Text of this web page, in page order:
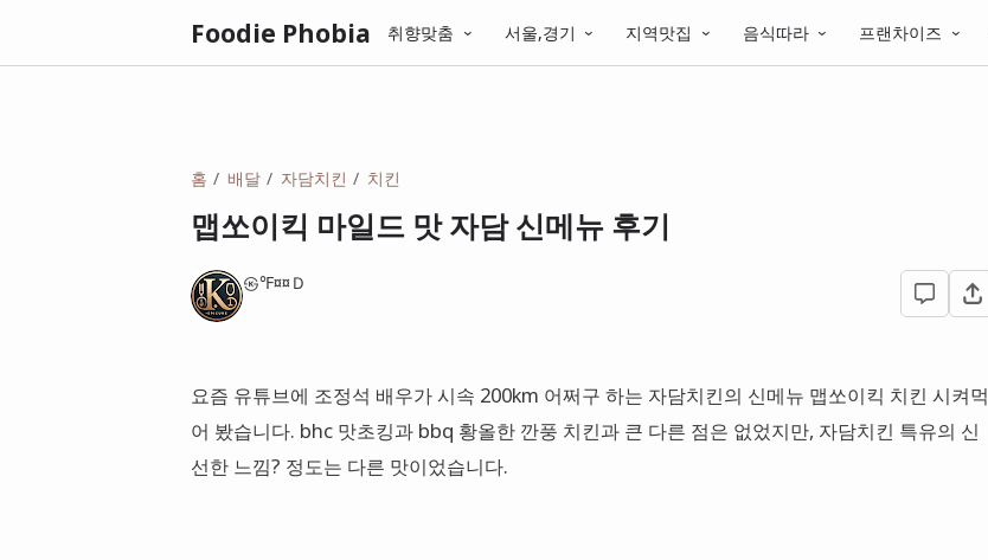
Foodie Phobia 취향맞춤 서울,경기 지역맛집 음식따라 프랜차이즈
홈 배달 자담치킨 치킨
맵쏘이킥 마일드 맛 자담 신메뉴 후기
㉿℉¤¤Ｄ
요즘 유튜브에 조정석 배우가 시속 200km 어쩌구 하는 자담치킨의 신메뉴 맵쏘이킥 치킨 시켜먹
어 봤습니다. bhc 맛초킹과 bbq 황올한 깐풍 치킨과 큰 다른 점은 없었지만, 자담치킨 특유의 신
선한 느낌? 정도는 다른 맛이었습니다.